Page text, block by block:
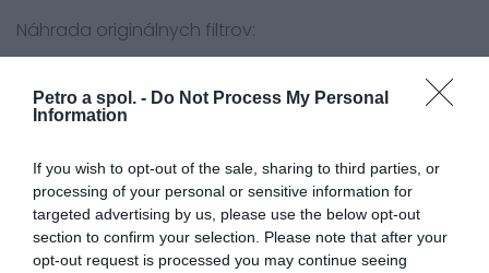
Petro a spol. - Do Not Process My Personal
Information
If you wish to opt-out of the sale, sharing to third parties, or
processing of your personal or sensitive information for
targeted advertising by us, please use the below opt-out
section to confirm your selection. Please note that after your
opt-out request is processed you may continue seeing
Náhrada originálnych filtrov:
Suzuki Motorcycle
DR800 SN,SUN,SP,SUP,SR,SUR,SS,SUS,SV,SUVSR43A/B 92-
00